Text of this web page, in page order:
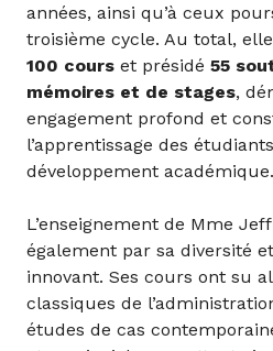
années, ainsi qu’à ceux
troisième cycle. Au total,
100 cours et présidé 55
mémoires et de stages,
engagement profond et
l’apprentissage des
développement académique.
L’enseignement de Mme
également par sa diversité
innovant. Ses cours ont su
classiques de
études de cas